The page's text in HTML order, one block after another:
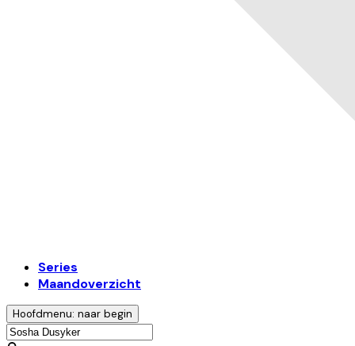
Series
Maandoverzicht
Hoofdmenu: naar begin